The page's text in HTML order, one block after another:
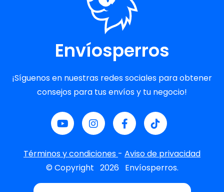
Envíosperros
¡Síguenos en nuestras redes sociales para obtener
consejos para tus envíos y tu negocio!
Términos y condiciones - Aviso de privacidad
© Copyright 2026 Envíosperros.